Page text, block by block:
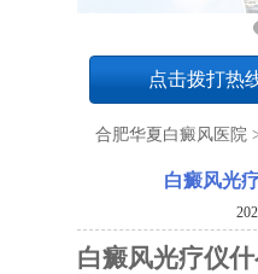
点击拨打热
合肥华夏白癜风医院
白癜风光
白癜风光疗仪